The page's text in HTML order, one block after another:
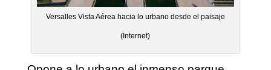
Versalles Vista Aérea hacia lo urbano desde el paisaje
(Internet)